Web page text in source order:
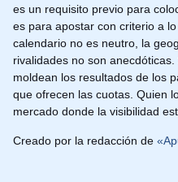
es un requisito previo para
es para apostar con criterio a
calendario no es neutro, la
rivalidades no son
moldean los resultados de los
que ofrecen las cuotas. Quien
mercado donde la visibilidad
Creado por la redacción de